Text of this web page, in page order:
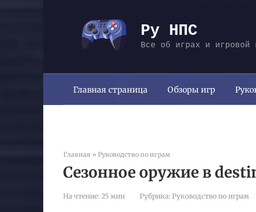
Ру НПС
Все об играх и игровой
Главная страница Обзоры игр
Главная » Руководство по играм
Сезонное оружие в
На чтение: 25 мин Рубрика: Руководство по играм